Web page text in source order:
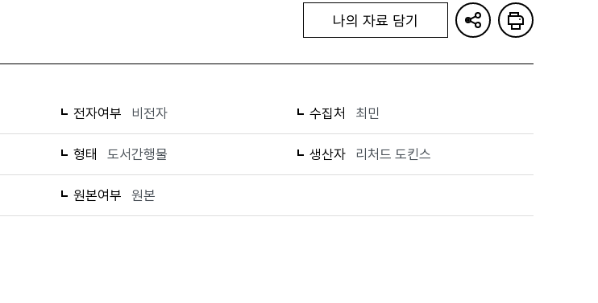
나의 자료 담기
전자여부 비전자 수집처 최민
형태 도서간행물 생산자 리처드 도킨스
원본여부 원본